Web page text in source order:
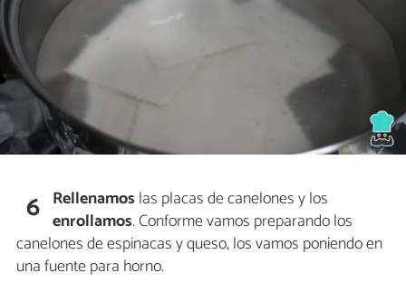
6 Rellenamos las placas de canelones y los
enrollamos. Conforme vamos preparando los
canelones de espinacas y queso, los vamos poniendo en
una fuente para horno.